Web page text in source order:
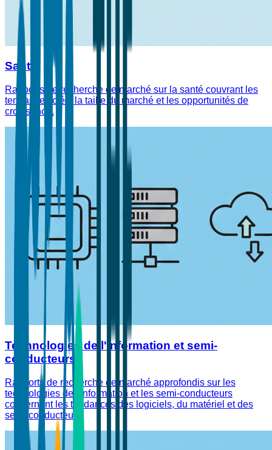
Santé
Rapports de recherche de marché sur la santé couvrant les
tendances clés, la taille du marché et les opportunités de
croissance.
Technologies de l'information et semi-
conducteurs
Rapports de recherche de marché approfondis sur les
technologies de l'information et les semi-conducteurs
concernant les tendances des logiciels, du matériel et des
semi-conducteurs.